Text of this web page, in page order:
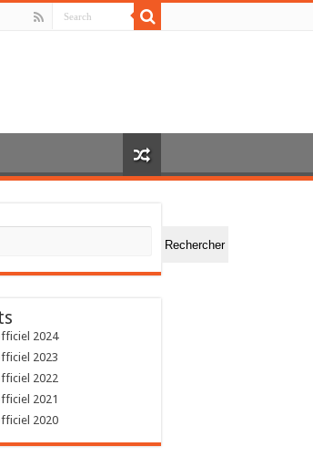
Rechercher
2024
2023
2022
2021
2020